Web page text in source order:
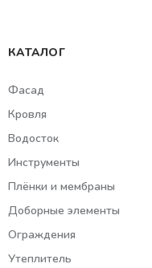
КАТАЛОГ
Фасад
Кровля
Водосток
Инструменты
Плёнки и мембраны
Доборные элементы
Ограждения
Утеплитель